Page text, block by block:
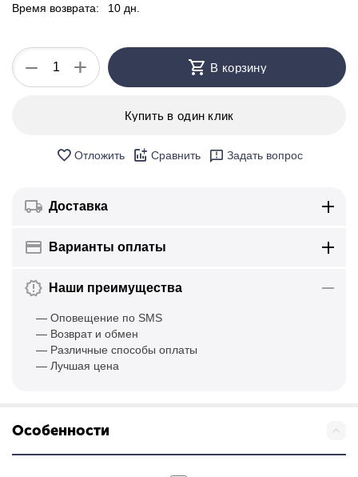
Время возврата: 10 дн.
+
− В корзину
Купить в один клик
Отложить Сравнить Задать вопрос
Доставка
Варианты оплаты
Наши преимущества
— Оповещение по SMS
— Возврат и обмен
— Различные способы оплаты
— Лучшая цена
Особенности